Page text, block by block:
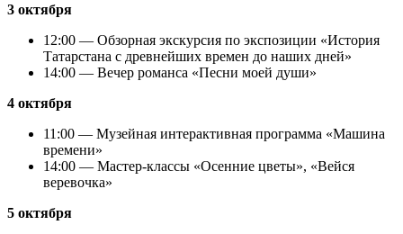
3 октября
12:00 — Обзорная экскурсия по экспозиции «История
Татарстана с древнейших времен до наших дней»
14:00 — Вечер романса «Песни моей души»
4 октября
11:00 — Музейная интерактивная программа «Машина
времени»
14:00 — Мастер-классы «Осенние цветы», «Вейся
веревочка»
5 октября